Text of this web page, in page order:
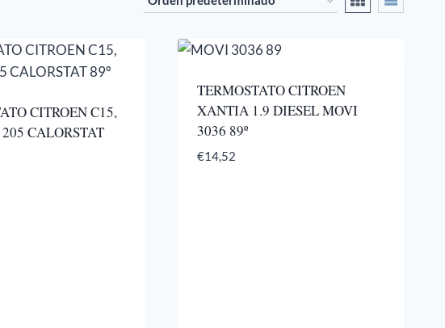
CITROEN C15,
CALORSTAT
TERMOSTATO CITROEN
XANTIA 1.9 DIESEL MOVI
3036 89º
€14,52